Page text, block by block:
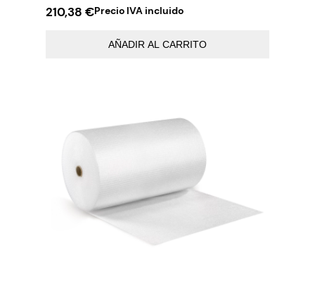
210,38 €Precio IVA incluido
AÑADIR AL CARRITO